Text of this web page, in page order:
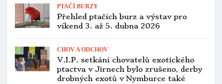
newcastleská choroba. Ptačí burzy
zatím neohrožuje
Nový ředitel pražské zoo bude
v únoru. Kandidovat chce i bývalý šéf
National Geographic Česko Tomáš
Tureček